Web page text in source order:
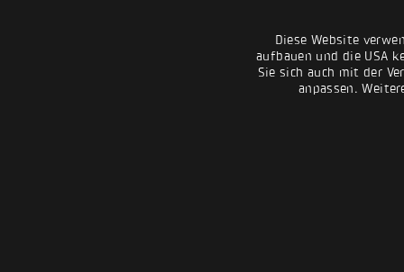
Diese Website
aufbauen und die USA
Sie sich auch mit der
anpassen.